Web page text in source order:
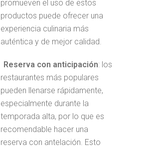
promueven el uso de estos
productos puede ofrecer una
experiencia culinaria más
auténtica y de mejor calidad.
Reserva con anticipación: los
restaurantes más populares
pueden llenarse rápidamente,
especialmente durante la
temporada alta, por lo que es
recomendable hacer una
reserva con antelación. Esto